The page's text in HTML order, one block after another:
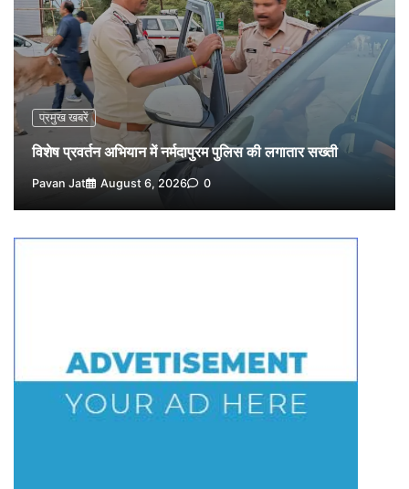
3
नपा सहकारी समिति में 25 लाख से अधिक का गेहूं सड़ा, 5,700
क्विंटल खराब अनाज वेयरहाउस ने लौटाया
Pavan Jat August 5, 2026 0
4
पर्सनल लोन, क्रेडिट कार्ड और क्यूआर कोड के नाम पर लाखों की
साइबर ठगी, फर्जी सिम बेचने वाला आरोपी गिरफ्तार
Pavan Jat August 5, 2026
विशेष प्रवर्तन अभियान में नर्मदापुरम पुलिस की सख्त कार्रवाई
Pavan Jat August 5, 2026
प्रमुख खबरें
विशेष प्रवर्तन अभियान में नर्मदापुरम पुलिस की लगातार सख्ती
Pavan Jat August 6, 2026 0